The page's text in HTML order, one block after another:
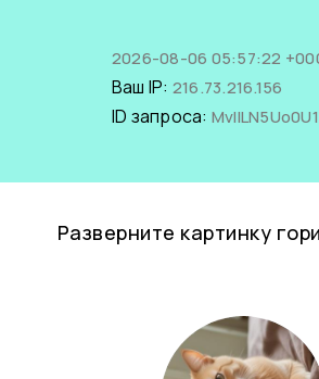
2026-08-06 05:57:22
Ваш IP: 216.73.216.156
ID запроса: MvIlLN5Uo0U1
Разверните картинку